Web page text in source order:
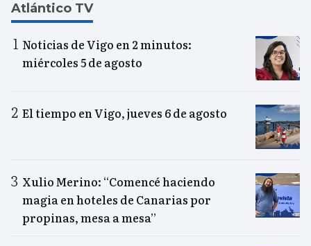
Atlántico TV
Noticias de Vigo en 2 minutos:
miércoles 5 de agosto
El tiempo en Vigo, jueves 6 de agosto
Xulio Merino: “Comencé haciendo
magia en hoteles de Canarias por
propinas, mesa a mesa”